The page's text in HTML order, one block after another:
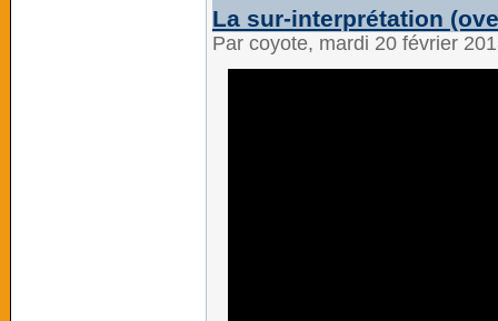
La sur-interprétation
Par coyote, mardi 20 février